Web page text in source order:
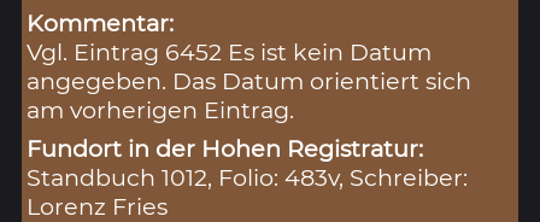
Kommentar:
Vgl. Eintrag 6452 Es ist kein Datum
angegeben. Das Datum orientiert sich
am vorherigen Eintrag.
Fundort in der Hohen Registratur:
Standbuch 1012, Folio: 483v, Schreiber:
Lorenz Fries